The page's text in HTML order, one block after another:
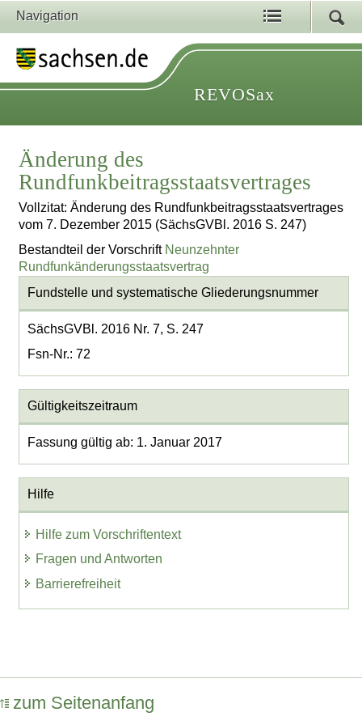
Navigation
REVOSax
Änderung des
Rundfunkbeitragsstaatsvertrages
Vollzitat: Änderung des Rundfunkbeitragsstaatsvertrages
vom 7. Dezember 2015 (SächsGVBl. 2016 S. 247)
Bestandteil der Vorschrift Neunzehnter
Rundfunkänderungsstaatsvertrag
Fundstelle und systematische Gliederungsnummer
SächsGVBl. 2016 Nr. 7, S. 247
Fsn-Nr.: 72
Gültigkeitszeitraum
Fassung gültig ab: 1. Januar 2017
Hilfe
Hilfe zum Vorschriftentext
Fragen und Antworten
Barrierefreiheit
zum Seitenanfang